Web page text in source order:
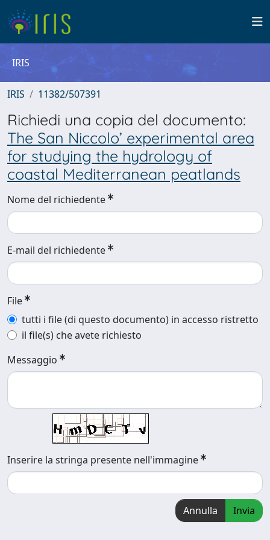
IRIS
IRIS 11382/507391
Richiedi una copia del documento:
The San Niccolo’ experimental area
for studying the hydrology of
coastal Mediterranean peatlands
Nome del richiedente
E-mail del richiedente
File
tutti i file (di questo documento) in accesso ristretto
il file(s) che avete richiesto
Messaggio
Inserire la stringa presente nell'immagine
Annulla Invia